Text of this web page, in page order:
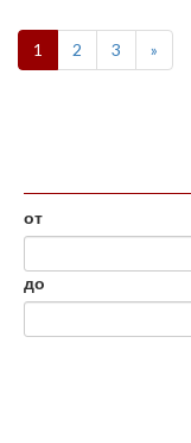
1 2 3 »
от
до